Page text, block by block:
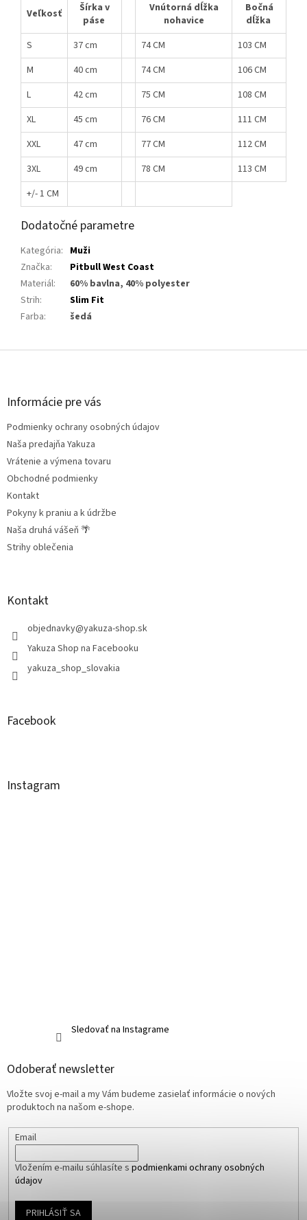
Veľkosť
Šírka v
páse
Vnútorná dĺžka
nohavice
Bočná
dĺžka
S
37 cm 74 CM
103 CM
M
40 cm 74 CM
106 CM
L
42 cm 75 CM
108 CM
XL
45 cm 76 CM
111 CM
XXL
47 cm 77 CM
112 CM
3XL
49 cm 78 CM
113 CM
+/- 1 CM
Dodatočné parametre
Kategória: Muži
Značka:
Pitbull West Coast
Materiál:
60% bavlna, 40% polyester
Strih:
Slim Fit
Farba: šedá
Z
Informácie pre vás
Podmienky ochrany osobných údajov
Naša predajňa Yakuza
Vrátenie a výmena tovaru
Obchodné podmienky
Kontakt
Pokyny k praniu a k údržbe
Naša druhá vášeň 🌴
Strihy oblečenia
Kontakt
objednavky@yakuza-shop.sk
Yakuza Shop na Facebooku
yakuza_shop_slovakia
Facebook
Instagram
Sledovať na Instagrame
Odoberať newsletter
Vložte svoj e-mail a my Vám budeme zasielať informácie o nových
produktoch na našom e-shope.
Email
Vložením e-mailu súhlasíte s podmienkami ochrany osobných
údajov
PRIHLÁSIŤ SA